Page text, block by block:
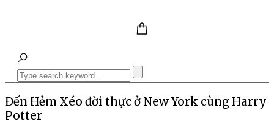
Đến Hẻm Xéo đời thực ở New York cùng Harry
Potter